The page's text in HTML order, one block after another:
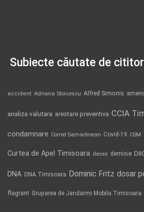
Subiecte căutate de
accident Adriana Stoicescu Alfred Simonis
analiza valutara arestare preventiva CCIA
condamnare Cornel Samartinean Covid-19 CSM
Curtea de Apel Timisoara deces demisie
DNA DNA Timisoara Dominic Fritz dosar
flagrant Gruparea de Jandarmi Mobila Timisoara